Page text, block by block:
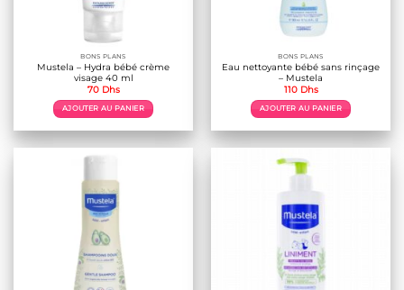
BONS PLANS
Mustela – Hydra bébé crème
visage 40 ml
70 Dhs
AJOUTER AU PANIER
BONS PLANS
Eau nettoyante bébé sans rinçage
– Mustela
110 Dhs
AJOUTER AU PANIER